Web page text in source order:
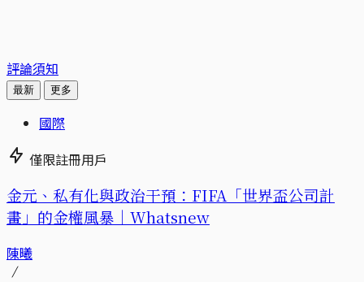
評論須知
最新 更多
國際
僅限註冊用戶
金元、私有化與政治干預：FIFA「世界盃公司計
畫」的金權風暴｜Whatsnew
陳曦